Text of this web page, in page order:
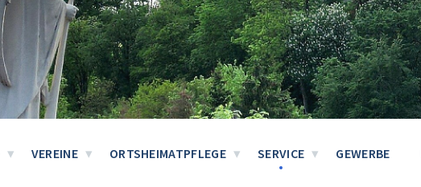
VEREINE ORTSHEIMATPFLEGE SERVICE GEWERBE